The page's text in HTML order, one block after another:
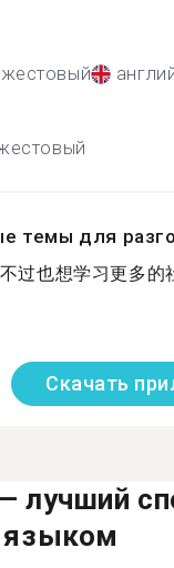
жестовый
темы для
过也想学习更多的
Скачать
лучший
языком